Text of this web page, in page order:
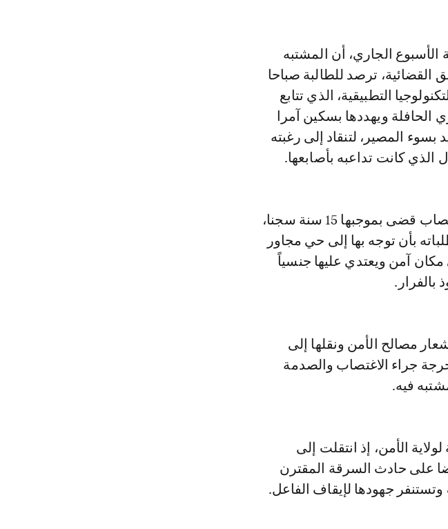
ذوي السوابق القضائية، ترصد للطالبة صباحا
التطبيقية، الذي تتابع
الحافلة ويهددها بسكين آمرا
بسوء المصير، لتنقاد إلى رغبته
الذي كانت تداعبه بأصابعها.
وذكرت الصحيفة أن الفاعل، وله سابقة في الاغتصاب قضى بموجبها 15 سنة سجنا،
على مسايرة طلباته بأن توجه بها إلى حي مجاور
آمن ويعتدي عليها جنسياً
بالفرار.
مصالح الأمن ونقلها إلى
جراء الاغتصاب والصدمة
فيه.
الأمن، إذ انتقلت إلى
على حادث السرقة المقترن
وتستنفر جهودها لإيقاف الفاعل.